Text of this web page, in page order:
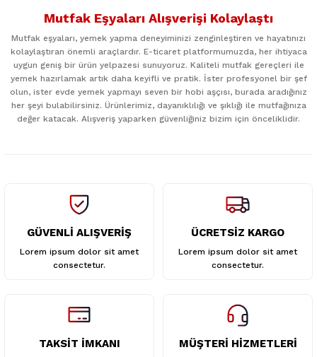
kullanarak tarafımıza iletebilirsiniz.
Ürün resmi kalitesiz, bozuk veya görüntülenemiyor.
Ürün açıklamasında eksik bilgiler bulunuyor.
Ürün bilgilerinde hatalar bulunuyor.
Ürün fiyatı diğer sitelerden daha pahalı.
Mutfak Eşyaları Alışverişi Kolaylaştı
Mutfak eşyaları, yemek yapma deneyiminizi zenginleştiren ve hayatınızı
kolaylaştıran önemli araçlardır. E-ticaret platformumuzda, her ihtiyaca
uygun geniş bir ürün yelpazesi sunuyoruz. Kaliteli mutfak gereçleri ile
yemek hazırlamak artık daha keyifli ve pratik. İster profesyonel bir şef
olun, ister evde yemek yapmayı seven bir hobi aşçısı, burada aradığınız
her şeyi bulabilirsiniz. Ürünlerimiz, dayanıklılığı ve şıklığı ile mutfağınıza
değer katacak. Alışveriş yaparken güvenliğiniz bizim için önceliklidir.
GÜVENLİ ALIŞVERİŞ
Lorem ipsum dolor sit amet
consectetur.
ÜCRETSİZ KARGO
Lorem ipsum dolor sit amet
consectetur.
TAKSİT İMKANI MÜŞTERİ HİZMETLERİ